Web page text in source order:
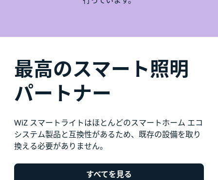
最高のスマート照明
パートナー
WiZ スマートライトはほとんどのスマートホーム エコ
システム製品と互換性があるため、既存の設備を取り
換える必要がありません。
すべてを見る